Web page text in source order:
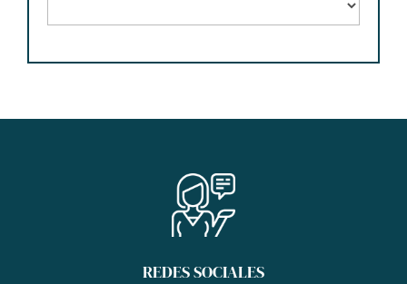
REDES SOCIALES